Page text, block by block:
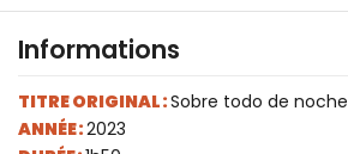
Informations
TITRE ORIGINAL :Sobre todo de noche
ANNÉE :2023